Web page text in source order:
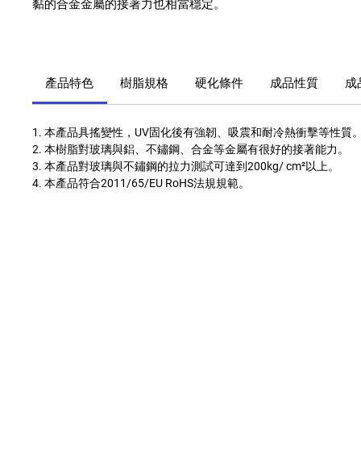
黏的合金金屬的接著力也相當穩定。
產品特色 樹脂規格 硬化條件 成品性質 成
1. 本產品具搖變性，UV固化後有強韌、吸震和耐冷熱衝擊等性質
2. 本樹脂對玻璃與鋁、不鏽鋼、合金等金屬有很好的接著能力。
3. 本產品對玻璃與不鏽鋼的拉力測試可達到200kg/ cm²以上。
4. 本產品符合2011/65/EU RoHS法規規範。